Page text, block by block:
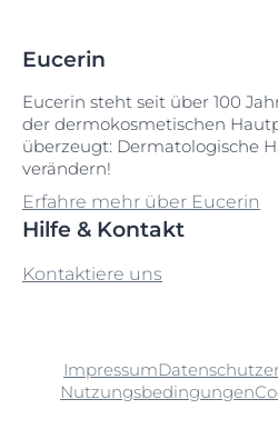
Eucerin
Eucerin steht seit über 100
der dermokosmetischen
überzeugt: Dermatologische
verändern!
Erfahre mehr über Eucerin
Hilfe & Kontakt
Kontaktiere uns
Impressum
Nutzungsbedingungen